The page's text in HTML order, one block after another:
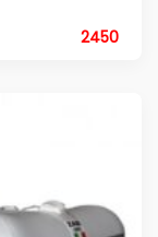
2450